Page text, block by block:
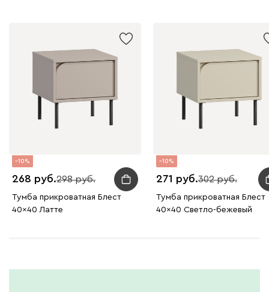
10
268 298
Тумба прикроватная Блест
40x40 Латте
10
271 302
Тумба прикроватная Блест
40x40 Светло-бежевый